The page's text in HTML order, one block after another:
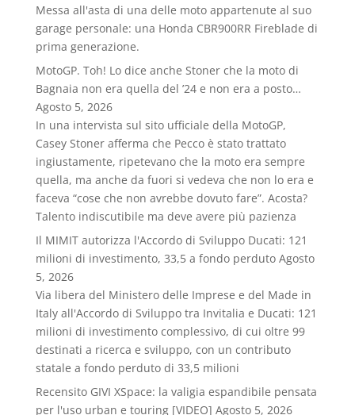
Messa all'asta di una delle moto appartenute al suo
garage personale: una Honda CBR900RR Fireblade di
prima generazione.
MotoGP. Toh! Lo dice anche Stoner che la moto di
Bagnaia non era quella del ’24 e non era a posto…
Agosto 5, 2026
In una intervista sul sito ufficiale della MotoGP,
Casey Stoner afferma che Pecco è stato trattato
ingiustamente, ripetevano che la moto era sempre
quella, ma anche da fuori si vedeva che non lo era e
faceva “cose che non avrebbe dovuto fare”. Acosta?
Talento indiscutibile ma deve avere più pazienza
Il MIMIT autorizza l'Accordo di Sviluppo Ducati: 121
milioni di investimento, 33,5 a fondo perduto Agosto
5, 2026
Via libera del Ministero delle Imprese e del Made in
Italy all'Accordo di Sviluppo tra Invitalia e Ducati: 121
milioni di investimento complessivo, di cui oltre 99
destinati a ricerca e sviluppo, con un contributo
statale a fondo perduto di 33,5 milioni
Recensito GIVI XSpace: la valigia espandibile pensata
per l'uso urban e touring [VIDEO] Agosto 5, 2026